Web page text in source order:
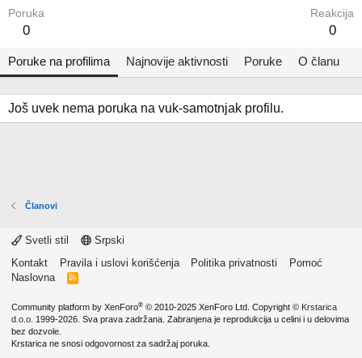
Poruka
0
Reakcija
0
Poruke na profilima Najnovije aktivnosti Poruke O članu
Još uvek nema poruka na vuk-samotnjak profilu.
Članovi
Svetli stil
Srpski
Kontakt
Pravila i uslovi korišćenja Politika privatnosti
Pomoć
Naslovna
R
Community platform by XenForo® © 2010-2025 XenForo Ltd. Copyright © Krstarica
d.o.o. 1999-2026. Sva prava zadržana. Zabranjena je reprodukcija u celini i u delovima
bez dozvole.
Krstarica ne snosi odgovornost za sadržaj poruka.